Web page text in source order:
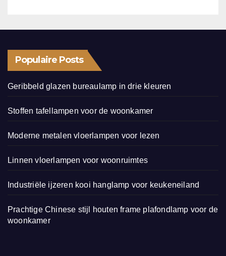
Populaire Posts
Geribbeld glazen bureaulamp in drie kleuren
Stoffen tafellampen voor de woonkamer
Moderne metalen vloerlampen voor lezen
Linnen vloerlampen voor woonruimtes
Industriële ijzeren kooi hanglamp voor keukeneiland
Prachtige Chinese stijl houten frame plafondlamp voor de
woonkamer